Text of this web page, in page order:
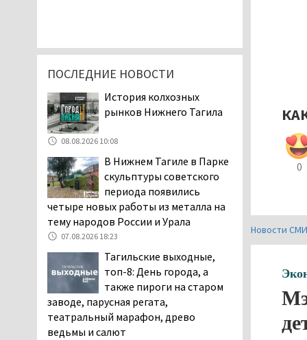
0
Новости
ПОСЛЕДНИЕ НОВОСТИ
История колхозных
рынков Нижнего Тагила
08.08.2026 10:08
В Нижнем Тагиле в Парке
скульптуры советского
периода появились
четыре новых работы из металла на
тему народов России и Урала
07.08.2026 18:23
Тагильские выходные,
топ-8: День города, а
также пироги на старом
заводе, парусная регата,
театральный марафон, древо
ведьмы и салют